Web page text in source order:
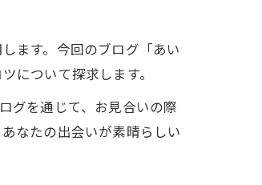
ます。今回のブログ「あい
について探求します。
グを通じて、お見合いの際
なたの出会いが素晴らしい